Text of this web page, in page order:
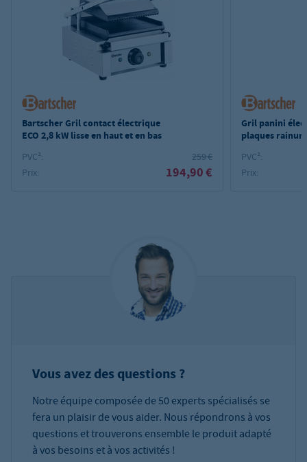
Bartscher Gril contact électrique
ECO 2,8 kW lisse en haut et en bas
PVC²:
259 €
Prix:
194,90 €
Gril panini
plaques
PVC²:
Prix:
Vous avez des questions ?
Notre équipe composée de 50 experts spécialisés se
fera un plaisir de vous aider. Nous répondrons à vos
questions et trouverons ensemble le produit adapté
à vos besoins et à vos activités !